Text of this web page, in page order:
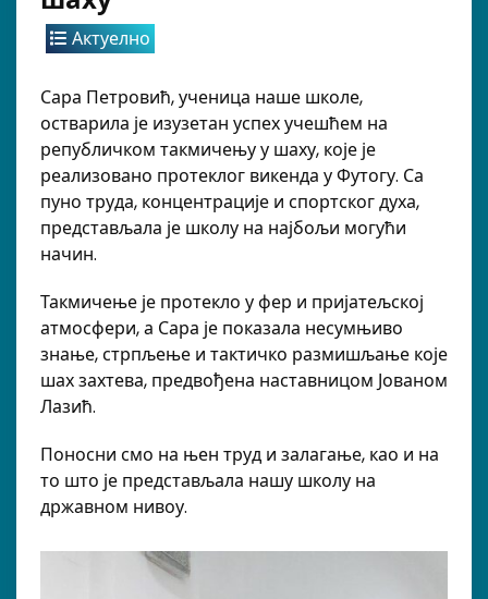
Актуелно
Сара Петровић, ученица наше школе,
остварила је изузетан успех учешћем на
републичком такмичењу у шаху, које је
реализовано протеклог викенда у Футогу. Са
пуно труда, концентрације и спортског духа,
представљала је школу на најбољи могући
начин.
Такмичење је протекло у фер и пријатељској
атмосфери, а Сара је показала несумњиво
знање, стрпљење и тактичко размишљање које
шах захтева, предвођена наставницом Јованом
Лазић.
Поносни смо на њен труд и залагање, као и на
то што је представљала нашу школу на
државном нивоу.